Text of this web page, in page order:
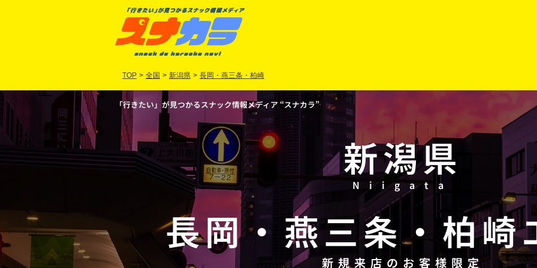
TOP > 全国 > 新潟県 > 長岡・燕三条・柏崎
「行きたい」が見つかるスナック情報メディア “スナカラ”
新潟県
Niigata
長岡・ 燕三条・柏崎
新規来店のお客様限定